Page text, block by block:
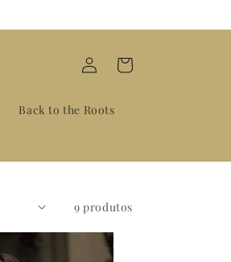
Back to the Roots
Iniciar
sessão
Carrinho
9 produtos